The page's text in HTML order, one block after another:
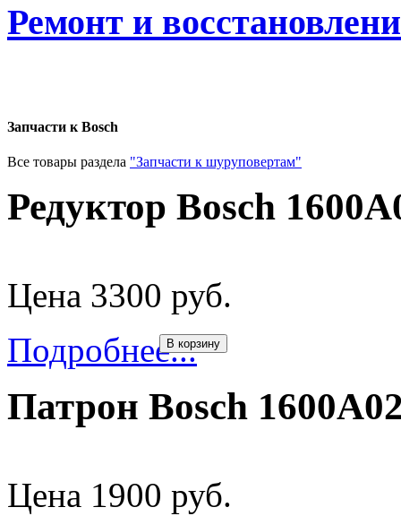
Ремонт и
Запчасти к Bosch
Все товары раздела "Запчасти к шуруповертам"
Редуктор Bosch
Цена 3300 руб.
Подробнее...
В корзину
Патрон Bosch
Цена 1900 руб.